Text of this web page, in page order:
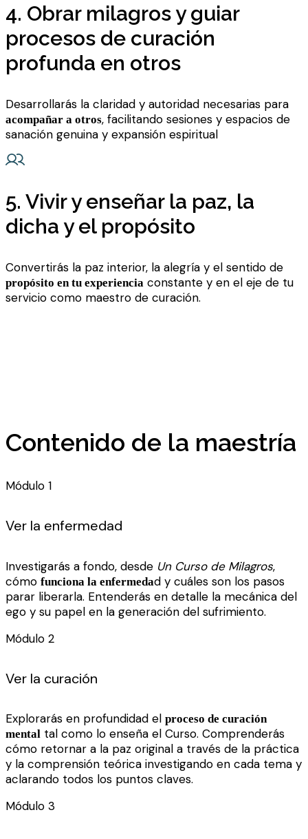
4. Obrar milagros y guiar
procesos de curación
profunda en otros
Desarrollarás la claridad y autoridad necesarias para
acompañar a otros, facilitando sesiones y espacios de
sanación genuina y expansión espiritual
5. Vivir y enseñar la paz, la
dicha y el propósito
Convertirás la paz interior, la alegría y el sentido de
propósito en tu experiencia constante y en el eje de tu
servicio como maestro de curación.
Contenido de la maestría
Módulo 1
Ver la enfermedad
Investigarás a fondo, desde Un Curso de Milagros,
cómo funciona la enfermedad y cuáles son los pasos
parar liberarla. Entenderás en detalle la mecánica del
ego y su papel en la generación del sufrimiento.
Módulo 2
Ver la curación
Explorarás en profundidad el proceso de curación
mental tal como lo enseña el Curso. Comprenderás
cómo retornar a la paz original a través de la práctica
y la comprensión teórica investigando en cada tema y
aclarando todos los puntos claves.
Módulo 3